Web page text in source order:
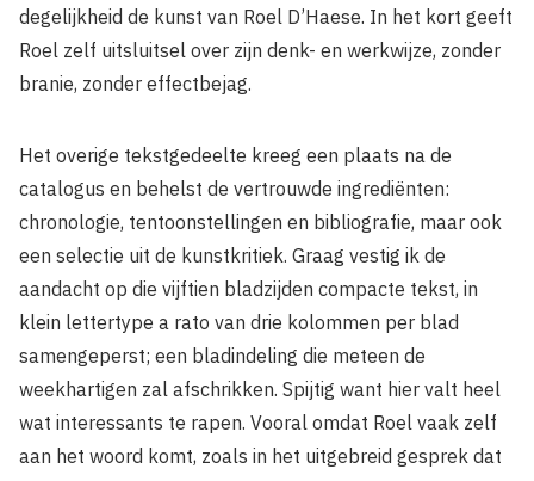
degelijkheid de kunst van Roel D’Haese. In het kort geeft
Roel zelf uitsluitsel over zijn denk- en werkwijze, zonder
branie, zonder effectbejag.
Het overige tekstgedeelte kreeg een plaats na de
catalogus en behelst de vertrouwde ingrediënten:
chronologie, tentoonstellingen en bibliografie, maar ook
een selectie uit de kunstkritiek. Graag vestig ik de
aandacht op die vijftien bladzijden compacte tekst, in
klein lettertype a rato van drie kolommen per blad
samengeperst; een bladindeling die meteen de
weekhartigen zal afschrikken. Spijtig want hier valt heel
wat interessants te rapen. Vooral omdat Roel vaak zelf
aan het woord komt, zoals in het uitgebreid gesprek dat